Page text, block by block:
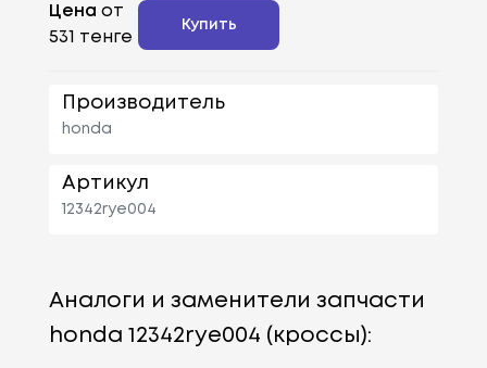
Цена от
531 тенге
Купить
Производитель
honda
Артикул
12342rye004
Аналоги и заменители запчасти
honda 12342rye004 (кроссы):